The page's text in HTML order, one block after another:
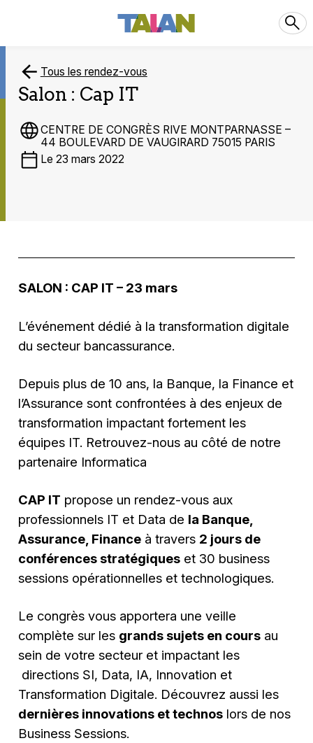
Tous les rendez-vous
Salon : Cap IT
CENTRE DE CONGRÈS RIVE MONTPARNASSE –
44 BOULEVARD DE VAUGIRARD 75015 PARIS
Le 23 mars 2022
SALON : CAP IT – 23 mars
L’événement dédié à la transformation digitale
du secteur bancassurance.
Depuis plus de 10 ans, la Banque, la Finance et
l’Assurance sont confrontées à des enjeux de
transformation impactant fortement les
équipes IT. Retrouvez-nous au côté de notre
partenaire Informatica
CAP IT propose un rendez-vous aux
professionnels IT et Data de la Banque,
Assurance, Finance à travers 2 jours de
conférences stratégiques et 30 business
sessions opérationnelles et technologiques.
Le congrès vous apportera une veille
complète sur les grands sujets en cours au
sein de votre secteur et impactant les
directions SI, Data, IA, Innovation et
Transformation Digitale. Découvrez aussi les
dernières innovations et technos lors de nos
Business Sessions.